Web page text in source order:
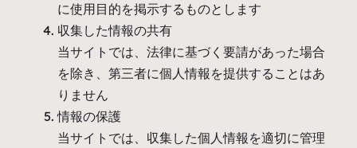
に使用目的を掲示するものとします
収集した情報の共有
当サイトでは、法律に基づく要請があった場合
を除き、第三者に個人情報を提供することはあ
りません
情報の保護
当サイトでは、収集した個人情報を適切に管理